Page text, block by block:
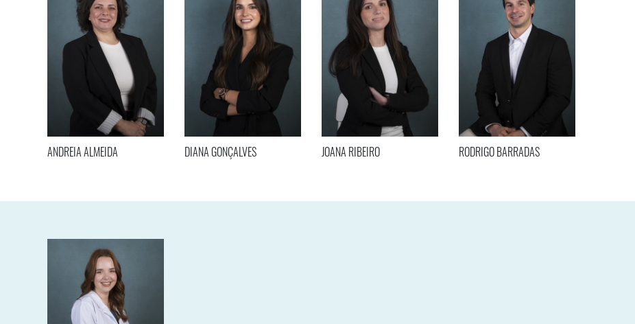
ANDREIA ALMEIDA DIANA GONÇALVES JOANA RIBEIRO RODRIGO BARRADAS